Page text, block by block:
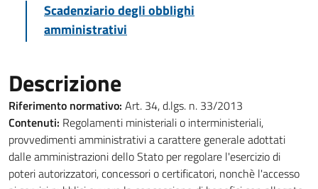
Scadenziario degli obblighi
amministrativi
Descrizione
Riferimento normativo: Art. 34, d.lgs. n. 33/2013
Contenuti: Regolamenti ministeriali o interministeriali,
provvedimenti amministrativi a carattere generale adottati
dalle amministrazioni dello Stato per regolare l'esercizio di
poteri autorizzatori, concessori o certificatori, nonchè l'accesso